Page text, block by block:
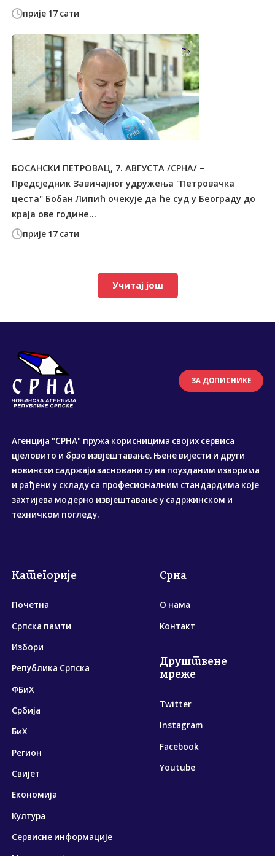
прије 17 сати
прије 17 сати
БОСАНСКИ ПЕТРОВАЦ, 7. АВГУСТА /СРНА/ –
Предсједник Завичајног удружења "Петровачка
цеста" Бобан Липић очекује да ће суд у Београду до
краја ове године...
Учитај још
ЗА ДОПИСНИКЕ
Агенција "СРНА" пружа корисницима својих сервиса
цјеловито и брзо извјештавање. Њене вијести и други
новински садржаји засновани су на поузданим изворима
и рађени у складу са професионалним стандардима које
захтијева модерно извјештавање у садржинском и
техничком погледу.
Категорије
Почетна
Српска памти
Избори
Република Српска
ФБиХ
Србија
БиХ
Регион
Свијет
Економија
Култура
Сервисне информације
Срна
О нама
Контакт
Друштвене
мреже
Twitter
Instagram
Facebook
Youtube